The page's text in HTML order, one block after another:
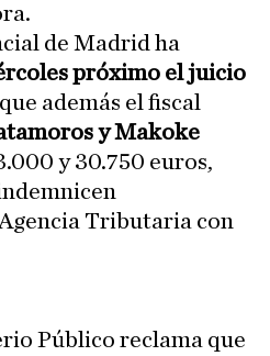
de Madrid ha
próximo el juicio
además el fiscal
y Makoke
y 30.750 euros,
Tributaria con
Público reclama que